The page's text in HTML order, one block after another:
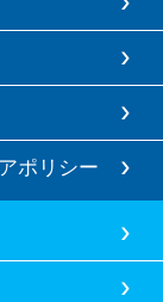
ポリシー